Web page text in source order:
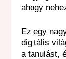
ahogy
Ez egy
digitális
a tanulást,